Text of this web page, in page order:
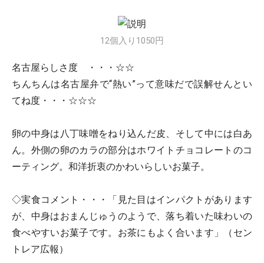
12個入り1050円
名古屋らしさ度 ・・・☆☆
ちんちんは名古屋弁で“熱い”って意味だで誤解せんとい
てね度・・・☆☆☆
卵の中身は八丁味噌をねり込んだ皮、そして中には白あ
ん。外側の卵のカラの部分はホワイトチョコレートのコ
ーティング。和洋折衷のかわいらしいお菓子。
◇実食コメント・・・「見た目はインパクトがあります
が、中身はおまんじゅうのようで、落ち着いた味わいの
食べやすいお菓子です。お茶にもよく合います」（セン
トレア広報）